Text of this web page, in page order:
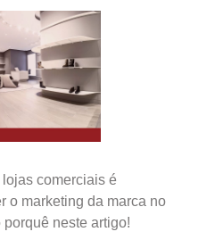
comerciais é
o marketing da marca no
neste artigo!